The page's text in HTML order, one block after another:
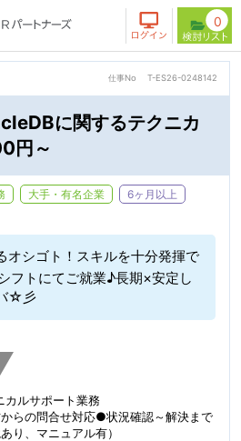
0
仕事No T-ES26-0248142
に関するテクニカ
円～
大手・有名企業 6ヶ月以上
オシゴト！スキルを十分発揮で
フトにてご就業♪長期×安定し
☆彡
カルサポート業務
らの問合せ対応●状況確認～解決まで
り、マニュアル有）